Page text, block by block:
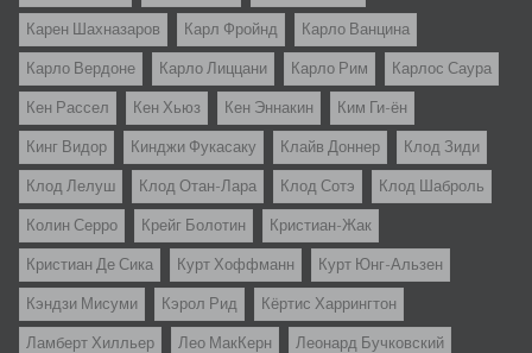
Карен Шахназаров Карл Фройнд Карло Ванцина
Карло Вердоне Карло Лиццани Карло Рим Карлос Саура
Кен Рассел Кен Хьюз Кен Эннакин Ким Ги-ён
Кинг Видор Кинджи Фукасаку Клайв Доннер Клод Зиди
Клод Лелуш Клод Отан-Лара Клод Сотэ Клод Шаброль
Колин Серро Крейг Болотин Кристиан-Жак
Кристиан Де Сика Курт Хоффманн Курт Юнг-Альзен
Кэндзи Мисуми Кэрол Рид Кёртис Харрингтон
Ламберт Хилльер Лео МакКерн Леонард Бучковский